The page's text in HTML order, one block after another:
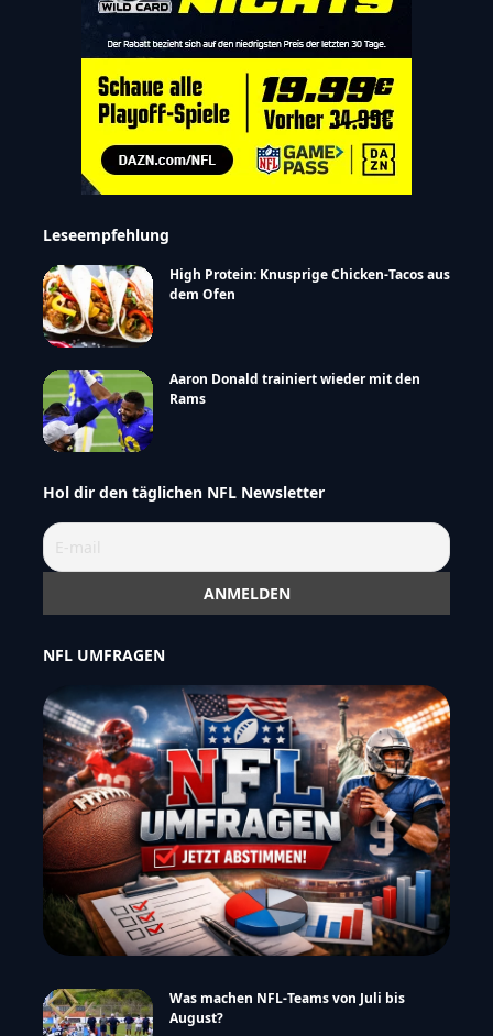
Leseempfehlung
High Protein: Knusprige Chicken-Tacos aus
dem Ofen
Aaron Donald trainiert wieder mit den
Rams
Hol dir den täglichen NFL Newsletter
NFL UMFRAGEN
Was machen NFL-Teams von Juli bis
August?